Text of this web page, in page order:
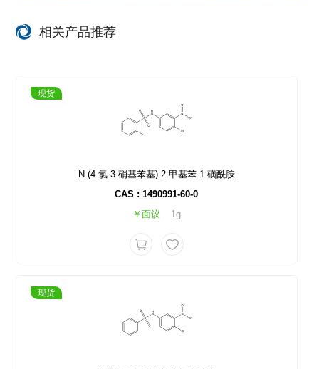
相关产品推荐
现货
N-(4-氯-3-硝基苯基)-2-甲基苯-1-磺酰胺
CAS : 1490991-60-0
￥面议
1g
现货